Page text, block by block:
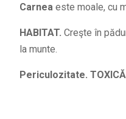
Carnea este moale, cu
HABITAT. Creşte în
la munte.
Periculozitate.